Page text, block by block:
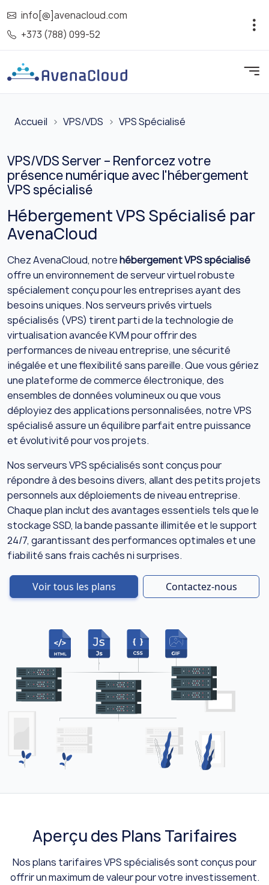
info[@]avenacloud.com
+373 (788) 099-52
Accueil VPS/VDS VPS Spécialisé
VPS/VDS Server – Renforcez votre
présence numérique avec l'hébergement
VPS spécialisé
Hébergement VPS Spécialisé par
AvenaCloud
Chez AvenaCloud, notrehébergement VPS spécialisé
offre un environnement de serveur virtuel robuste
spécialement conçu pour les entreprises ayant des
besoins uniques. Nos serveurs privés virtuels
spécialisés (VPS) tirent parti de la technologie de
virtualisation avancée KVM pour offrir des
performances de niveau entreprise, une sécurité
inégalée et une flexibilité sans pareille. Que vous gériez
une plateforme de commerce électronique, des
ensembles de données volumineux ou que vous
déployiez des applications personnalisées, notre VPS
spécialisé assure un équilibre parfait entre puissance
et évolutivité pour vos projets.
Nos serveurs VPS spécialisés sont conçus pour
répondre à des besoins divers, allant des petits projets
personnels aux déploiements de niveau entreprise.
Chaque plan inclut des avantages essentiels tels que le
stockage SSD, la bande passante illimitée et le support
24/7, garantissant des performances optimales et une
fiabilité sans frais cachés ni surprises.
Voir tous les plans Contactez-nous
Aperçu des Plans Tarifaires
Nos plans tarifaires VPS spécialisés sont conçus pour
offrir un maximum de valeur pour votre investissement.